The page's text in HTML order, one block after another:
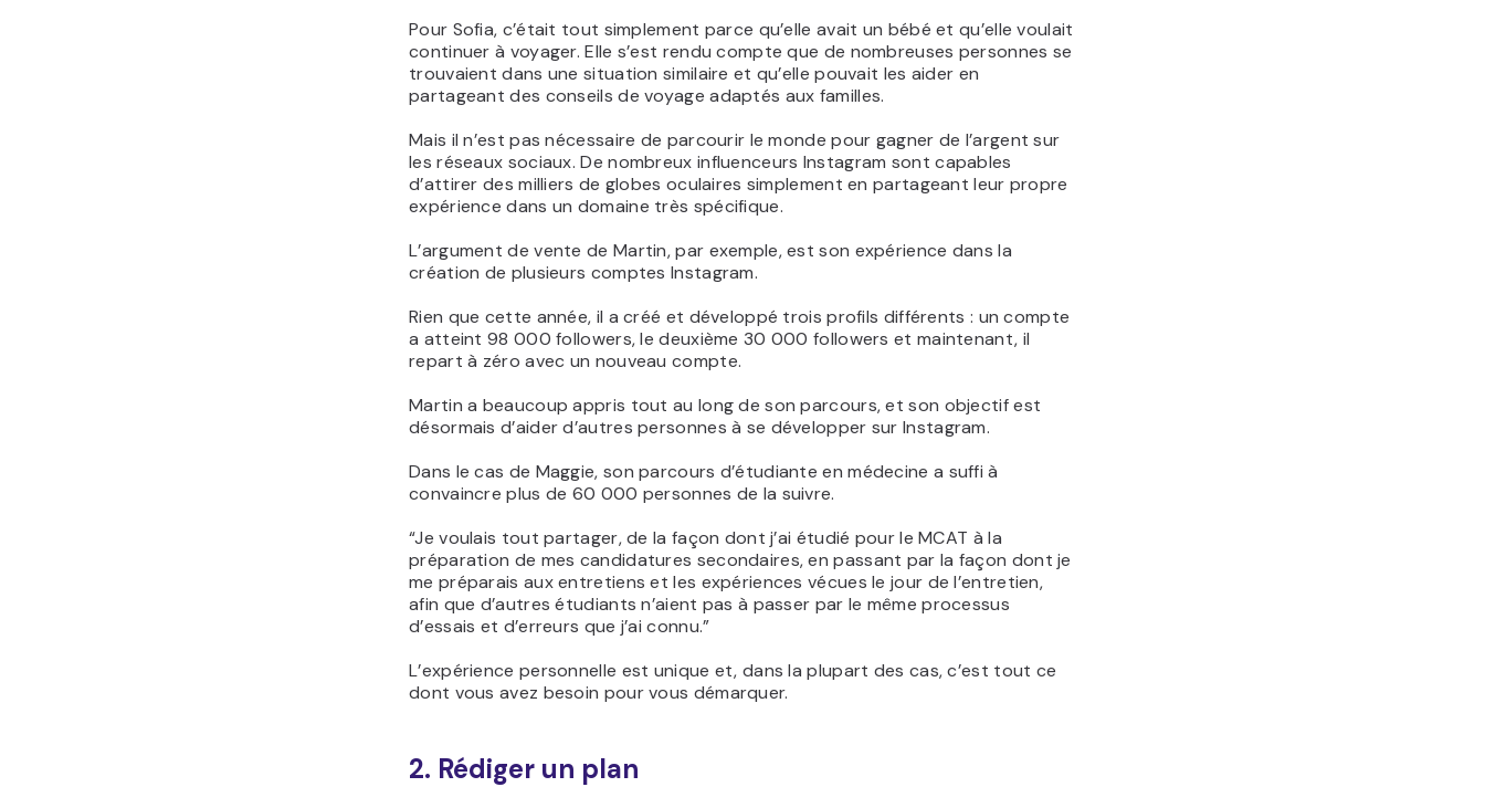
Pour Sofia, c’était tout simplement parce qu’elle avait un bébé et qu’elle voulait
continuer à voyager. Elle s’est rendu compte que de nombreuses personnes se
trouvaient dans une situation similaire et qu’elle pouvait les aider en
partageant des conseils de voyage adaptés aux familles.
Mais il n’est pas nécessaire de parcourir le monde pour gagner de l’argent sur
les réseaux sociaux. De nombreux influenceurs Instagram sont capables
d’attirer des milliers de globes oculaires simplement en partageant leur propre
expérience dans un domaine très spécifique.
L’argument de vente de Martin, par exemple, est son expérience dans la
création de plusieurs comptes Instagram.
Rien que cette année, il a créé et développé trois profils différents : un compte
a atteint 98 000 followers, le deuxième 30 000 followers et maintenant, il
repart à zéro avec un nouveau compte.
Martin a beaucoup appris tout au long de son parcours, et son objectif est
désormais d’aider d’autres personnes à se développer sur Instagram.
Dans le cas de Maggie, son parcours d’étudiante en médecine a suffi à
convaincre plus de 60 000 personnes de la suivre.
“Je voulais tout partager, de la façon dont j’ai étudié pour le MCAT à la
préparation de mes candidatures secondaires, en passant par la façon dont je
me préparais aux entretiens et les expériences vécues le jour de l’entretien,
afin que d’autres étudiants n’aient pas à passer par le même processus
d’essais et d’erreurs que j’ai connu.”
L’expérience personnelle est unique et, dans la plupart des cas, c’est tout ce
dont vous avez besoin pour vous démarquer.
2. Rédiger un plan